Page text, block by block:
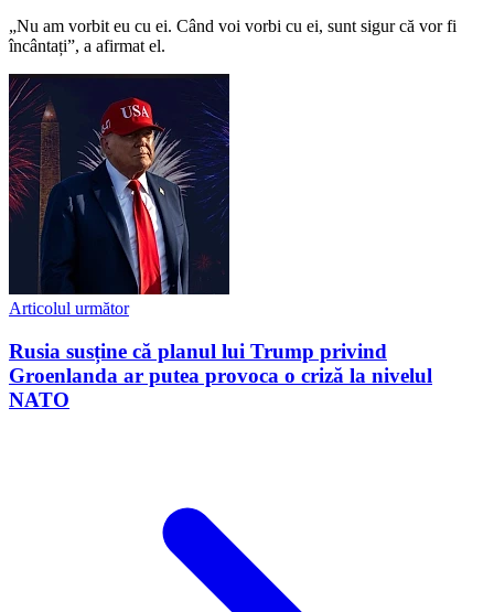
„Nu am vorbit eu cu ei. Când voi vorbi cu ei, sunt sigur că vor fi
încântați”, a afirmat el.
Articolul următor
Rusia susține că planul lui Trump privind
Groenlanda ar putea provoca o criză la nivelul
NATO